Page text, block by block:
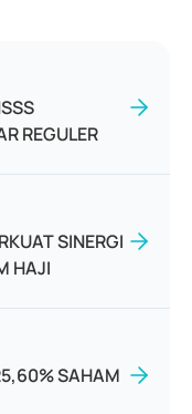
REGULER
SINERGI
HAJI
SAHAM